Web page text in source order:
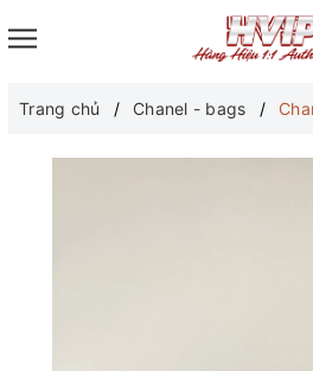
Trang chủ Chanel - bags